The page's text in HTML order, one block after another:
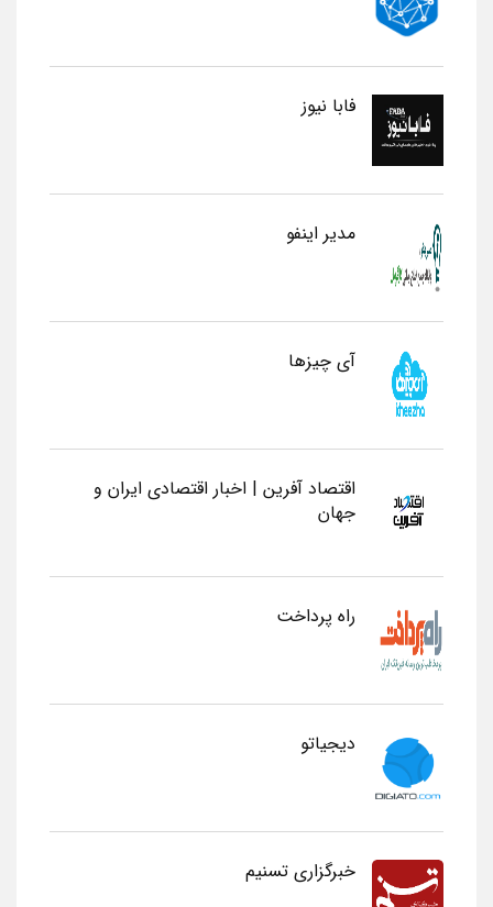
فابا نیوز
مدیر اینفو
آی چیزها
اقتصاد آفرین | اخبار اقتصادی ایران و
جهان
راه پرداخت
دیجیاتو
خبرگزاری تسنیم